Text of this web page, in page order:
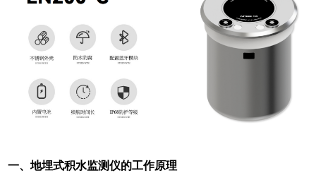
一、地埋式积水监测仪的工作原理